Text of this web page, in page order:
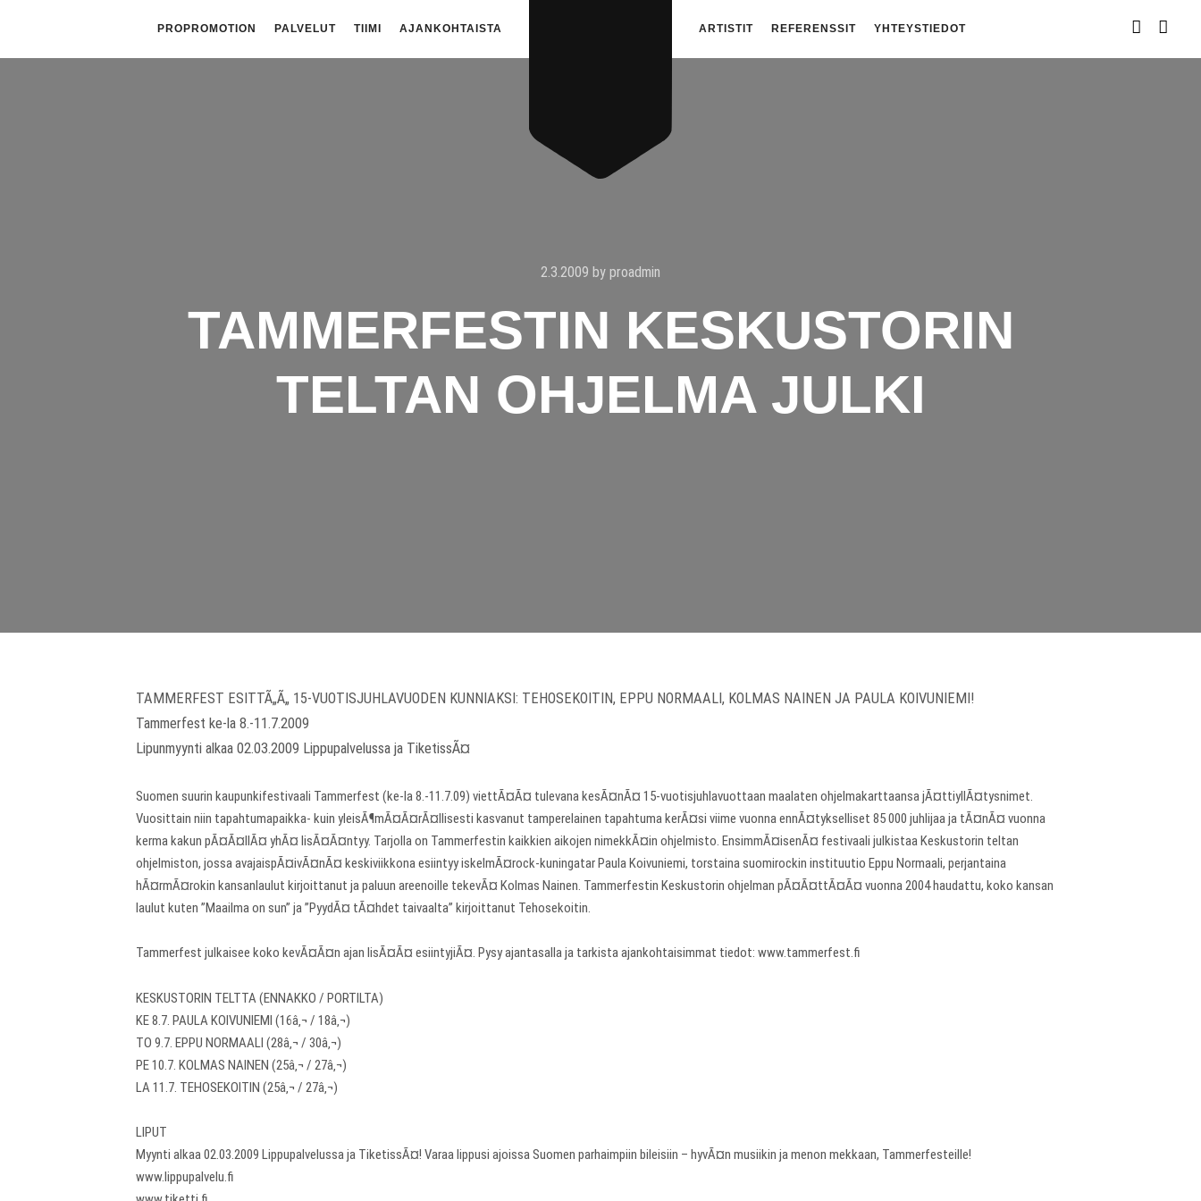
PROPROMOTION PALVELUT TIIMI AJANKOHTAISTA ARTISTIT REFERENSSIT YHTEYSTIEDOT
2.3.2009 by proadmin
TAMMERFESTIN KESKUSTORIN
TELTAN OHJELMA JULKI
TAMMERFEST ESITTÃ„Ã„ 15-VUOTISJUHLAVUODEN KUNNIAKSI: TEHOSEKOITIN, EPPU NORMAALI, KOLMAS NAINEN JA PAULA KOIVUNIEMI!
Tammerfest ke-la 8.-11.7.2009
Lipunmyynti alkaa 02.03.2009 Lippupalvelussa ja TiketissÃ¤
Suomen suurin kaupunkifestivaali Tammerfest (ke-la 8.-11.7.09) viettÃ¤Ã¤ tulevana kesÃ¤nÃ¤ 15-vuotisjuhlavuottaan maalaten ohjelmakarttaansa jÃ¤ttiyllÃ¤tysnimet.
Vuosittain niin tapahtumapaikka- kuin yleisÃ¶mÃ¤Ã¤rÃ¤llisesti kasvanut tamperelainen tapahtuma kerÃ¤si viime vuonna ennÃ¤tykselliset 85 000 juhlijaa ja tÃ¤nÃ¤ vuonna
kerma kakun pÃ¤Ã¤llÃ¤ yhÃ¤ lisÃ¤Ã¤ntyy. Tarjolla on Tammerfestin kaikkien aikojen nimekkÃ¤in ohjelmisto. EnsimmÃ¤isenÃ¤ festivaali julkistaa Keskustorin teltan
ohjelmiston, jossa avajaispÃ¤ivÃ¤nÃ¤ keskiviikkona esiintyy iskelmÃ¤rock-kuningatar Paula Koivuniemi, torstaina suomirockin instituutio Eppu Normaali, perjantaina
hÃ¤rmÃ¤rokin kansanlaulut kirjoittanut ja paluun areenoille tekevÃ¤ Kolmas Nainen. Tammerfestin Keskustorin ohjelman pÃ¤Ã¤ttÃ¤Ã¤ vuonna 2004 haudattu, koko kansan
laulut kuten ”Maailma on sun” ja ”PyydÃ¤ tÃ¤hdet taivaalta” kirjoittanut Tehosekoitin.
Tammerfest julkaisee koko kevÃ¤Ã¤n ajan lisÃ¤Ã¤ esiintyjiÃ¤. Pysy ajantasalla ja tarkista ajankohtaisimmat tiedot: www.tammerfest.fi
KESKUSTORIN TELTTA (ENNAKKO / PORTILTA)
KE 8.7. PAULA KOIVUNIEMI (16â‚¬ / 18â‚¬)
TO 9.7. EPPU NORMAALI (28â‚¬ / 30â‚¬)
PE 10.7. KOLMAS NAINEN (25â‚¬ / 27â‚¬)
LA 11.7. TEHOSEKOITIN (25â‚¬ / 27â‚¬)
LIPUT
Myynti alkaa 02.03.2009 Lippupalvelussa ja TiketissÃ¤! Varaa lippusi ajoissa Suomen parhaimpiin bileisiin – hyvÃ¤n musiikin ja menon mekkaan, Tammerfesteille!
www.lippupalvelu.fi